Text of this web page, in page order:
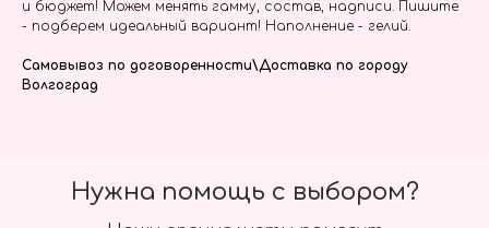
и бюджет! Можем менять гамму, состав, надписи. Пишите
- подберем идеальный вариант! Наполнение - гелий.
Самовывоз по договоренности\Доставка по городу
Волгоград
Нужна помощь с выбором?